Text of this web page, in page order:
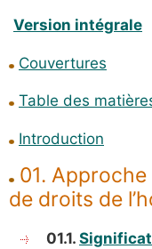
Version intégrale
Couvertures
Table des
Introduction
01.
de droits de
01.1.